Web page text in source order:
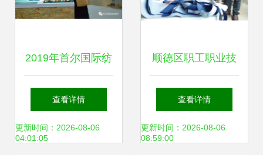
2019年首尔国际纺
织展迎来20周年 中
国183家企业参展
查看详情
更新时间：2026-08-06
04:01:05
顺德区职工职业技
能大赛纺织服装行
业平车技能竞赛 匠
查看详情
更新时间：2026-08-06
08:59:00